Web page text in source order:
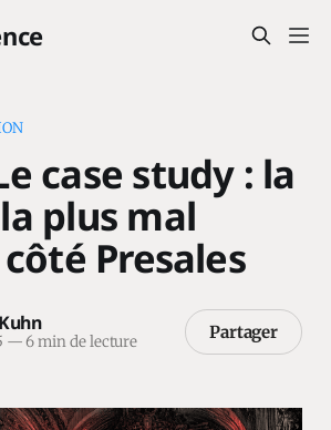
case study : la
plus mal
Presales
—6 min de lecture Partager